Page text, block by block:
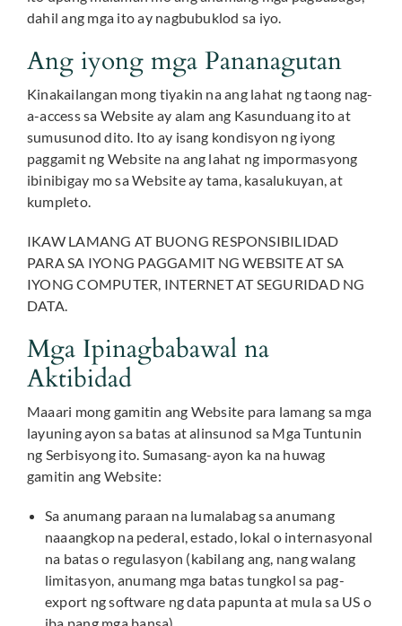
dahil ang mga ito ay nagbubuklod sa iyo.
Ang iyong mga Pananagutan
Kinakailangan mong tiyakin na ang lahat ng taong nag-
a-access sa Website ay alam ang Kasunduang ito at
sumusunod dito. Ito ay isang kondisyon ng iyong
paggamit ng Website na ang lahat ng impormasyong
ibinibigay mo sa Website ay tama, kasalukuyan, at
kumpleto.
IKAW LAMANG AT BUONG RESPONSIBILIDAD
PARA SA IYONG PAGGAMIT NG WEBSITE AT SA
IYONG COMPUTER, INTERNET AT SEGURIDAD NG
DATA.
Mga Ipinagbabawal na
Aktibidad
Maaari mong gamitin ang Website para lamang sa mga
layuning ayon sa batas at alinsunod sa Mga Tuntunin
ng Serbisyong ito. Sumasang-ayon ka na huwag
gamitin ang Website:
Sa anumang paraan na lumalabag sa anumang
naaangkop na pederal, estado, lokal o internasyonal
na batas o regulasyon (kabilang ang, nang walang
limitasyon, anumang mga batas tungkol sa pag-
export ng software ng data papunta at mula sa US o